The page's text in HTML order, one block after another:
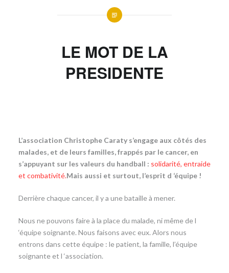
LE MOT DE LA
PRESIDENTE
L’association Christophe Caraty s’engage aux côtés des
malades, et de leurs familles, frappés par le cancer, en
s’appuyant sur les valeurs du handball : solidarité, entraide
et combativité.Mais aussi et surtout, l’esprit d ‘équipe !
Derrière chaque cancer, il y a une bataille à mener.
Nous ne pouvons faire à la place du malade, ni même de l
‘équipe soignante. Nous faisons avec eux. Alors nous
entrons dans cette équipe : le patient, la famille, l’équipe
soignante et l ‘association.